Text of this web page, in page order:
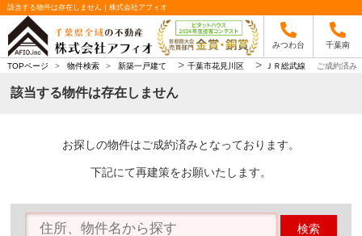
該当する物件は存在しません｜株式会社アフィオ
みつわ台 千葉南
TOPページ > 物件検索 > 新築一戸建て > 千葉市花見川区 > ＪＲ総武線 ご成約済み
該当する物件は存在しません
お探しの物件はご成約済みとなっております。
下記にて再建策をお願いたします。
検索